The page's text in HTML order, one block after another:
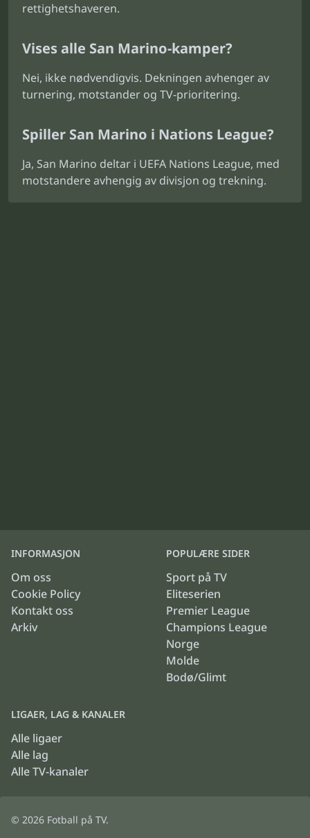
rettighetshaveren.
Vises alle San Marino-kamper?
Nei, ikke nødvendigvis. Dekningen avhenger av
turnering, motstander og TV-prioritering.
Spiller San Marino i Nations League?
Ja, San Marino deltar i UEFA Nations League, med
motstandere avhengig av divisjon og trekning.
INFORMASJON
Om oss
Cookie Policy
Kontakt oss
Arkiv
POPULÆRE SIDER
Sport på TV
Eliteserien
Premier League
Champions League
Norge
Molde
Bodø/Glimt
LIGAER, LAG & KANALER
Alle ligaer
Alle lag
Alle TV-kanaler
© 2026 Fotball på TV.